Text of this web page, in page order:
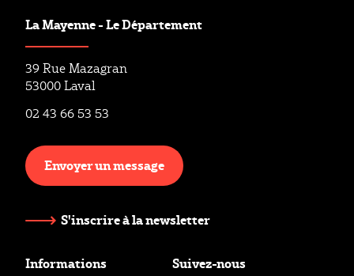
La Mayenne - Le Département
39 Rue Mazagran
53000 Laval
02 43 66 53 53
Envoyer un message
S'inscrire à la newsletter
Informations Suivez-nous